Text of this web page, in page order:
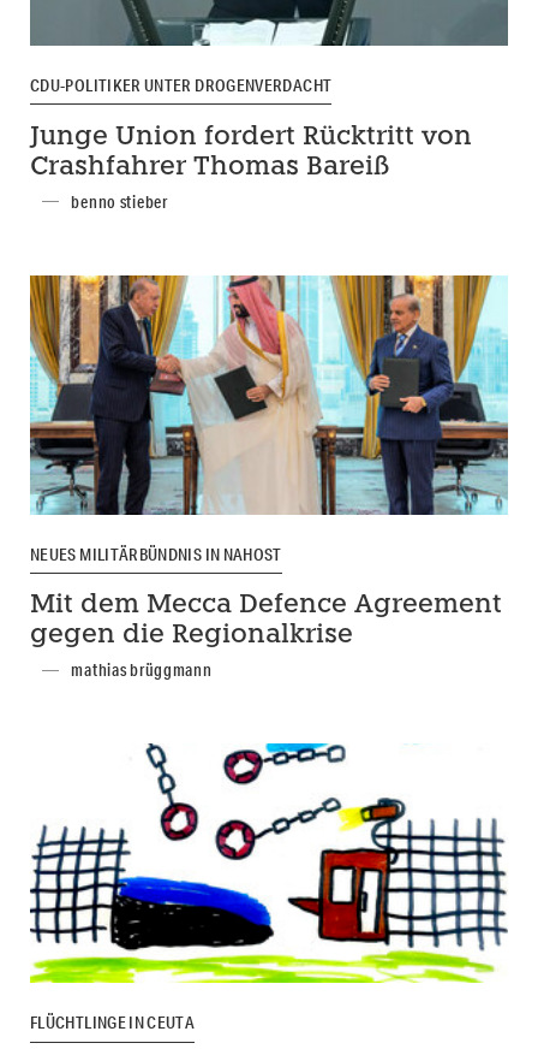
CDU-POLITIKER UNTER DROGENVERDACHT
Junge Union fordert Rücktritt von
Crashfahrer Thomas Bareiß
benno stieber
NEUES MILITÄRBÜNDNIS IN NAHOST
Mit dem Mecca Defence Agreement
gegen die Regionalkrise
mathias brüggmann
FLÜCHTLINGE IN CEUTA